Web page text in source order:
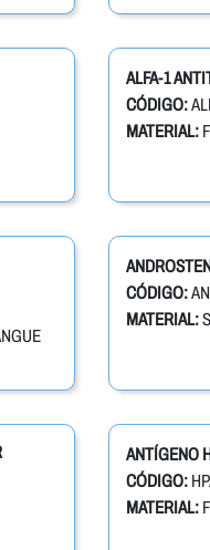
ALFA-1
CÓDIGO:
MATERIAL:
CÓDIGO:
MATERIAL:
ANTÍGENO
CÓDIGO:
MATERIAL: